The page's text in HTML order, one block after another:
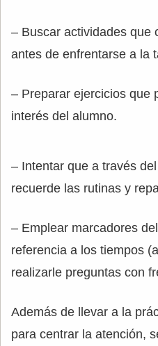
– Buscar actividades que
antes de enfrentarse a la
– Preparar ejercicios que
interés del alumno.
– Intentar que a través
recuerde las rutinas y
– Emplear marcadores
referencia a los tiempos
realizarle preguntas con
Además de llevar a la
para centrar la atención,